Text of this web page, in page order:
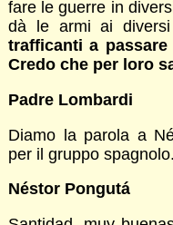
fare le guerre in
dà le armi ai
trafficanti a
Credo che per loro
Padre Lombardi
Diamo la parola a
per il gruppo spagnolo.
Néstor Pongutá